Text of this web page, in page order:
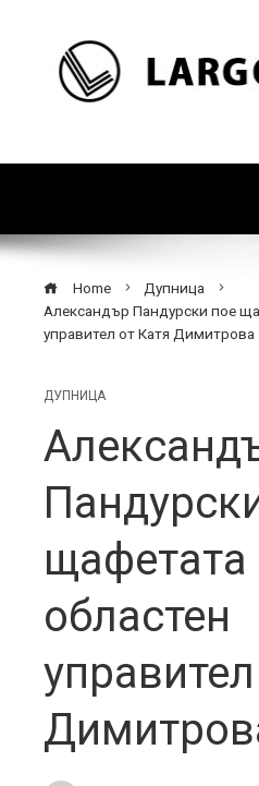
Home
Дупница
Александър Пандурски пое
управител от Катя Димитрова
ДУПНИЦА
щафетата
областен